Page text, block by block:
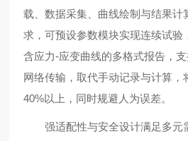
载、数据采集、曲线绘制与结果计
求，可预设参数模块实现连续试验
含应力-应变曲线的多格式报告，
网络传输，取代手动记录与计算，
40%以上，同时规避人为误差。
强适配性与安全设计满足多元